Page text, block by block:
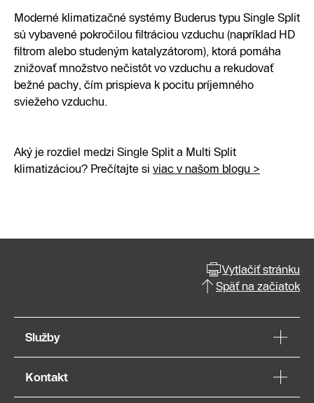
Moderné klimatizačné systémy Buderus typu Single Split
sú vybavené pokročilou filtráciou vzduchu (napríklad HD
filtrom alebo studeným katalyzátorom), ktorá pomáha
znižovať množstvo nečistôt vo vzduchu a rekudovať
bežné pachy, čím prispieva k pocitu príjemného
sviežeho vzduchu.
Aký je rozdiel medzi Single Split a Multi Split
klimatizáciou? Prečítajte si viac v našom blogu >
Vytlačiť stránku
Späť na začiatok
Služby
Kontakt